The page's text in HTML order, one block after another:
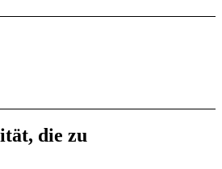
die zu